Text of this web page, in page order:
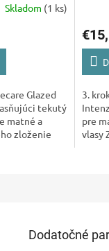
pre
Skladom (1 ks)
Glazed
tekutý
matné a
zloženie
3.
pre
vlasy
Dodatočné